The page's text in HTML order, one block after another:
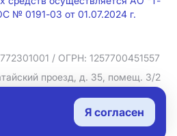
№ 0191-03 от 01.07.2024 г.
/ ОГРН: 1257700451557
проезд, д. 35, помещ. 3/2
персональных данных
Я согласен